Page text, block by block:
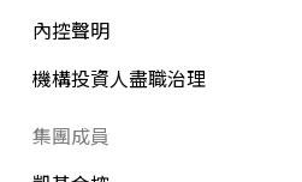
內控聲明
機構投資人盡職治理
集團成員